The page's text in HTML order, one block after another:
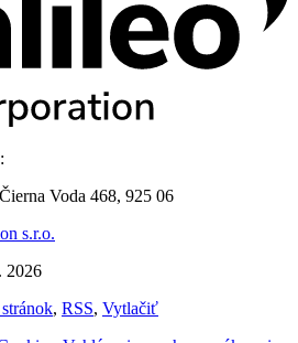
Voda 468, 925 06
s.r.o.
2026
, RSS, Vytlačiť